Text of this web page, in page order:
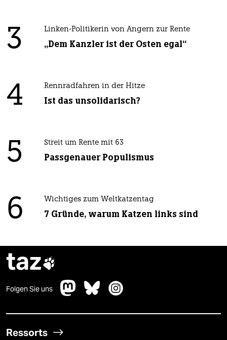
3 Linken-Politikerin von Angern zur Rente
„Dem Kanzler ist der Osten egal“
4 Rennradfahren in der Hitze
Ist das unsolidarisch?
5 Streit um Rente mit 63
Passgenauer Populismus
6 Wichtiges zum Weltkatzentag
7 Gründe, warum Katzen links sind
taz
Folgen Sie uns
Ressorts